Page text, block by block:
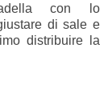
con lo
di sale e
distribuire la